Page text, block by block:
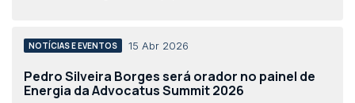
NOTÍCIAS E EVENTOS 15 Abr 2026
Pedro Silveira Borges será orador no painel de
Energia da Advocatus Summit 2026